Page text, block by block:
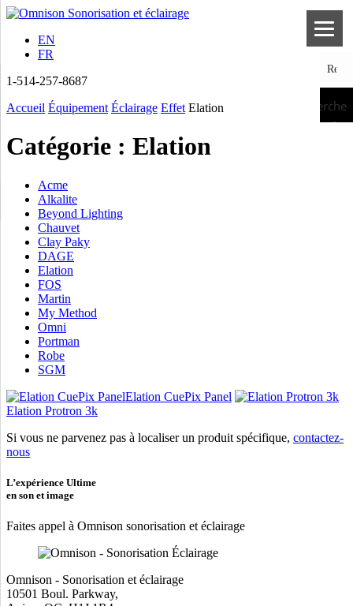
EN
FR
1-514-257-8687
Recherche
Accueil Équipement Éclairage Effet Elation
Catégorie : Elation
Acme
Alkalite
Beyond Lighting
Chauvet
Clay Paky
DAGE
Elation
FOS
Martin
My Method
Omni
Portman
Robe
SGM
Elation CuePix Panel
Elation Protron 3k
Si vous ne parvenez pas à localiser un produit spécifique, contactez-
nous
L’expérience Ultime
en son et image
Faites appel à Omnison sonorisation et éclairage
Omnison - Sonorisation et éclairage
10501 Boul. Parkway,